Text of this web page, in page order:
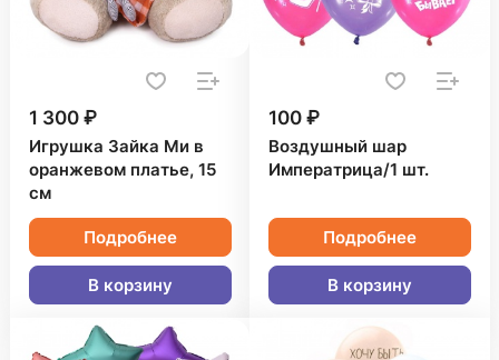
1 300 ₽
Игрушка Зайка Ми в
оранжевом платье, 15
см
Подробнее
В корзину
100 ₽
Воздушный шар
Императрица/1 шт.
Подробнее
В корзину